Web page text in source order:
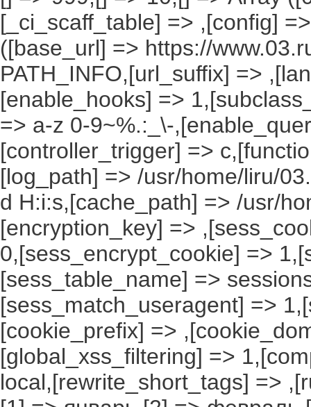
[_ci_scaff_table] => ,[config]
([base_url] => https://
PATH_INFO,[url_suffix] =>
[enable_hooks] =>
=> a-z 0-9~%.:_\-
[controller_trigger] =>
[log_path] => /usr/home/liru/
d H:i:s,[cache_path] => /usr/
[encryption_key] =>
0,[sess_encrypt_cookie] =>
[sess_table_name] =>
[sess_match_useragent] =>
[cookie_prefix] =>
[global_xss_filtering] =>
local,[rewrite_short_tags] =>